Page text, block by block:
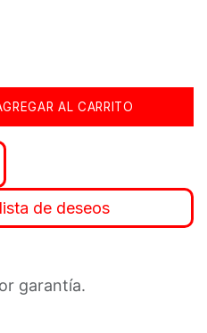
AL CARRITO
de deseos
garantía.